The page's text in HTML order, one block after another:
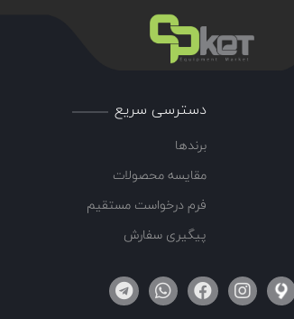
دسترسی سریع
برندها
مقایسه محصولات
فرم درخواست مستقیم
پیگیری سفارش